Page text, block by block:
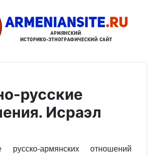
русские
Исраэл
русско‐армянских отношений